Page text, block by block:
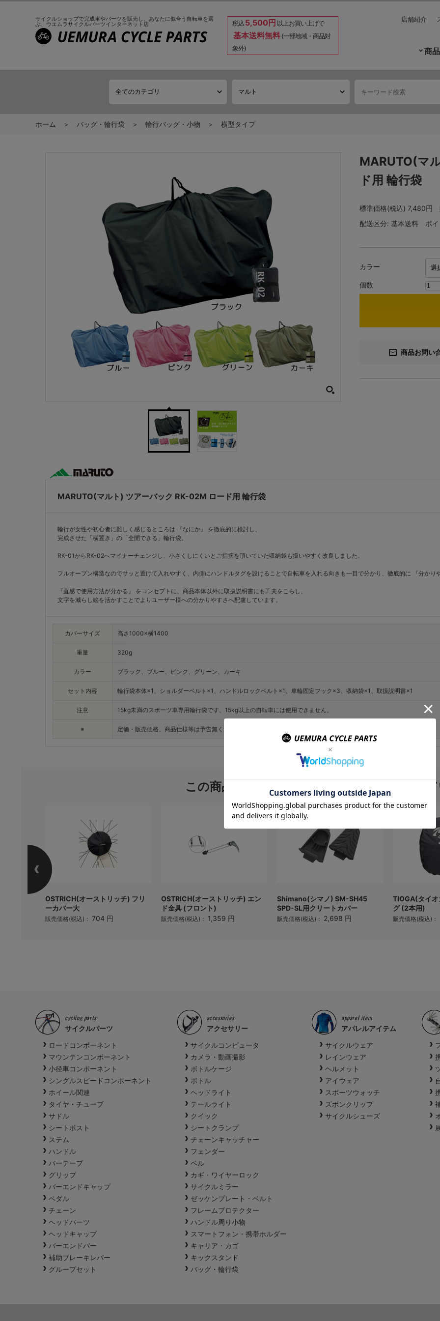
サイクルショップで完成車やパーツを販売し、 あなたに似合う自転車を選
ぶ、 ウエムラサイクルパーツインターネット店 税込5,500円 以上お買い上げで
基本送料無料(一部地域・商品対
象外)
店舗紹介
商
ホーム バッグ・輪行袋 輪行バッグ・小物 横型タイプ
MARUTO(マ
ド用 輪行袋
標準価格(税込) 7,480円
配送区分: 基本送料 ポ
カラー
個数
商品お問い
MARUTO(マルト) ツアーバック RK-02M ロード用 輪行袋
輪行が女性や初心者に難しく感じるところは 『なにか』 を徹底的に検討し、
完成させた「横置き」の「全開できる」輪行袋。
RK-01からRK-02へマイナーチェンジし、小さくしにくいとご指摘を頂いていた収納袋も扱いやすく改良しました。
フルオープン構造なのでサッと置けて入れやすく、内側にハンドルタグを設けることで自転車を入れる向きも一目で分かり、徹底的に 『分か
『直感で使用方法が分かる』 をコンセプトに、商品本体以外に取扱説明書にも工夫をこらし、
文字を減らし絵を活かすことでよりユーザー様への分かりやすさへ配慮しています。
カバーサイズ 高さ1000×横1400
重量 320g
カラー ブラック、ブルー、ピンク、グリーン、カーキ
セット内容 輪行袋本体×1、ショルダーベルト×1、ハンドルロックベルト×1、車輪固定フック×3、収納袋×1、取扱説明書×1
注意 15kg未満のスポーツ車専用輪行袋です。15kg以上の自転車には使用できません。
※ 定価・販売価格、商品仕様等は予告無く変更される場合がございますので予めご了承下さい。
この商品を購入のお客様はこんな商品を買っ
OSTRICH(オーストリッチ) フリ
ーカバー大
販売価格(税込)： 704 円
OSTRICH(オーストリッチ) エン
ド金具 (フロント)
販売価格(税込)： 1,359 円
Shimano(シマノ) SM-SH45
SPD-SL用クリートカバー
販売価格(税込)： 2,698 円
TIOGA(タイオ
グ (2本用)
販売価格(税込)：
cycling parts
サイクルパーツ
ロードコンポーネント
マウンテンコンポーネント
小径車コンポーネント
シングルスピードコンポーネント
ホイール関連
タイヤ・チューブ
サドル
シートポスト
ステム
ハンドル
バーテープ
グリップ
バーエンドキャップ
ペダル
チェーン
ヘッドパーツ
ヘッドキャップ
バーエンドバー
補助ブレーキレバー
グループセット
accessories
アクセサリー
サイクルコンピュータ
カメラ・動画撮影
ボトルケージ
ボトル
ヘッドライト
テールライト
クイック
シートクランプ
チェーンキャッチャー
フェンダー
ベル
カギ・ワイヤーロック
サイクルミラー
ゼッケンプレート・ベルト
フレームプロテクター
ハンドル周り小物
スマートフォン・携帯ホルダー
キャリア・カゴ
キックスタンド
バッグ・輪行袋
apparel item
アパレルアイテム
サイクルウェア
レインウェア
ヘルメット
アイウェア
スポーツウォッチ
ズボンクリップ
サイクルシューズ